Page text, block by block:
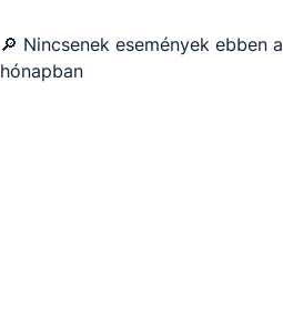
🔎 Nincsenek események ebben a
hónapban